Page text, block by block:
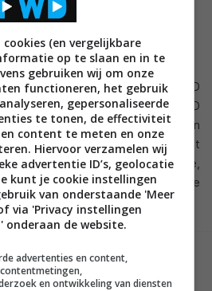
is dat de 3D Blu-ray speler 3D
vanaf Blu-ray, maar ook 2D
(quasi) 3D. Het apparaat komt in
monteerbaar chassis en bevat
mogelijkheden zoals YouTube,
prijs en lanceer datum horen we
GESCHREVEN DOOR
MARTIJN CHEL
cookies (en vergelijkbare
op te slaan en in te
gebruiken wij om onze
functioneren, het gebruik
gepersonaliseerde
te tonen, de effectiviteit
content te meten en onze
Hiervoor verzamelen wij
advertentie ID’s, geolocatie
kunt je cookie instellingen
van onderstaande 'Meer
via 'Privacy instellingen
onderaan de website.
advertenties en content,
en ontwikkeling van diensten